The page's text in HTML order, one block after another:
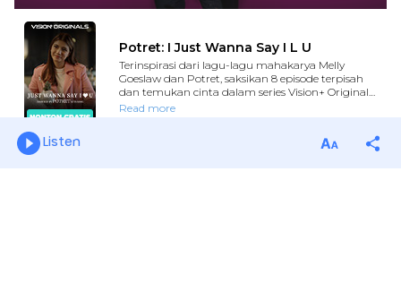
Listen